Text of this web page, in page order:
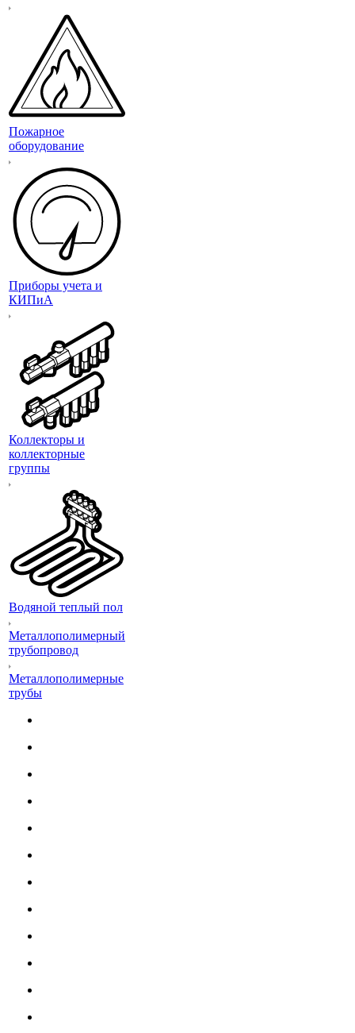
Пожарное
оборудование
Приборы учета и
КИПиА
Коллекторы и
коллекторные
группы
Водяной теплый пол
Металлополимерный
трубопровод
Металлополимерные
трубы